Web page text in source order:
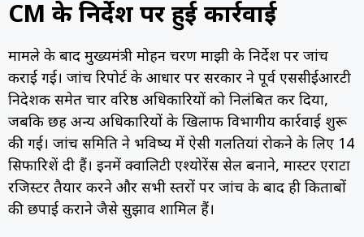
CM के निर्देश पर हुई कार्रवाई
मामले के बाद मुख्यमंत्री मोहन चरण माझी के निर्देश पर जांच
कराई गई। जांच रिपोर्ट के आधार पर सरकार ने पूर्व एससीईआरटी
निदेशक समेत चार वरिष्ठ अधिकारियों को निलंबित कर दिया,
जबकि छह अन्य अधिकारियों के खिलाफ विभागीय कार्रवाई शुरू
की गई। जांच समिति ने भविष्य में ऐसी गलतियां रोकने के लिए 14
सिफारिशें दी हैं। इनमें क्वालिटी एश्योरेंस सेल बनाने, मास्टर एराटा
रजिस्टर तैयार करने और सभी स्तरों पर जांच के बाद ही किताबों
की छपाई कराने जैसे सुझाव शामिल हैं।